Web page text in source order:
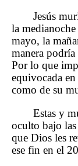
Jesús
la
mayo, la
manera
Por lo que
equivocada
como de su
Estas y
oculto bajo las
que Dios les
ese fin en el